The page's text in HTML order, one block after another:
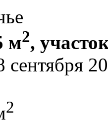
м2,
сентября
2